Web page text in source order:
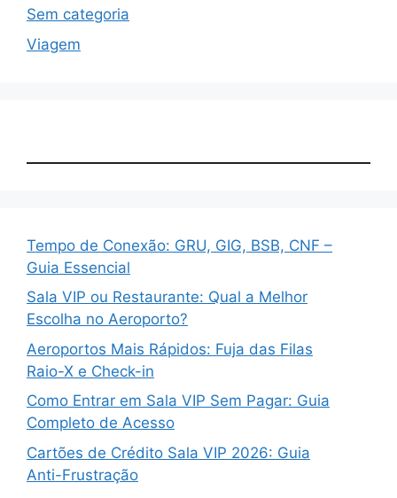
Sem categoria
Viagem
Tempo de Conexão: GRU, GIG, BSB, CNF –
Guia Essencial
Sala VIP ou Restaurante: Qual a Melhor
Escolha no Aeroporto?
Aeroportos Mais Rápidos: Fuja das Filas
Raio-X e Check-in
Como Entrar em Sala VIP Sem Pagar: Guia
Completo de Acesso
Cartões de Crédito Sala VIP 2026: Guia
Anti-Frustração